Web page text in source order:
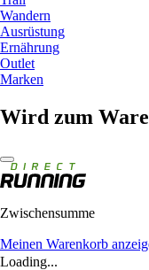
Wandern
Ausrüstung
Ernährung
Outlet
Marken
Wird zum
Zwischensumme
Meinen Warenkorb
Loading...